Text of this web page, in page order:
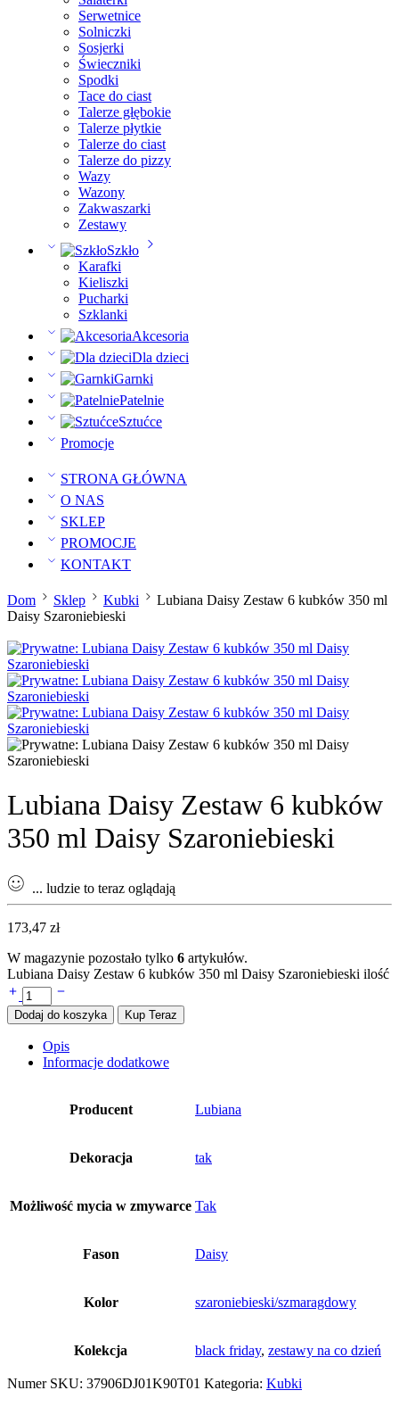
Serwetnice
Solniczki
Sosjerki
Świeczniki
Spodki
Tace do ciast
Talerze głębokie
Talerze płytkie
Talerze do ciast
Talerze do pizzy
Wazy
Wazony
Zakwaszarki
Zestawy
Szkło
Karafki
Kieliszki
Pucharki
Szklanki
Akcesoria
Dla dzieci
Garnki
Patelnie
Sztućce
Promocje
STRONA GŁÓWNA
O NAS
SKLEP
PROMOCJE
KONTAKT
Dom Sklep Kubki
Lubiana Daisy Zestaw 6 kubków 350 ml
Daisy Szaroniebieski
Lubiana Daisy Zestaw 6 kubków
350 ml Daisy Szaroniebieski
... ludzie to teraz oglądają
173,47 zł
W magazynie pozostało tylko 6 artykułów.
Lubiana Daisy Zestaw 6 kubków 350 ml Daisy Szaroniebieski ilość
Dodaj do koszyka Kup Teraz
Opis
Informacje dodatkowe
Producent Lubiana
Dekoracja tak
Możliwość mycia w zmywarce Tak
Fason Daisy
Kolor szaroniebieski/szmaragdowy
Kolekcja black friday, zestawy na co dzień
Numer SKU: 37906DJ01K90T01 Kategoria: Kubki